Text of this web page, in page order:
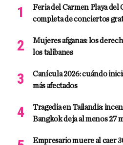
Feria del Carmen Playa del
completa de conciertos
Mujeres afganas: los
los talibanes
Canícula 2026: cuándo
más afectados
Tragedia en Tailandia:
Bangkok deja al menos 27
Empresario muere al caer